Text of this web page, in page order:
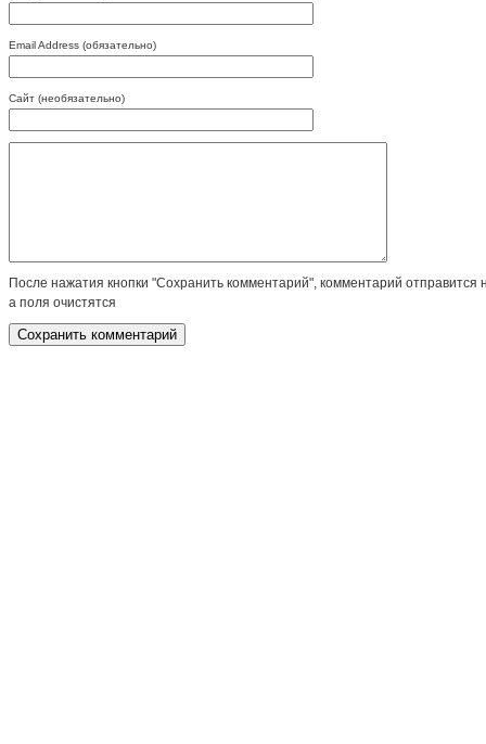
Email Address (обязательно)
Сайт (необязательно)
После нажатия кнопки "Сохранить комментарий", комментарий отправится
а поля очистятся